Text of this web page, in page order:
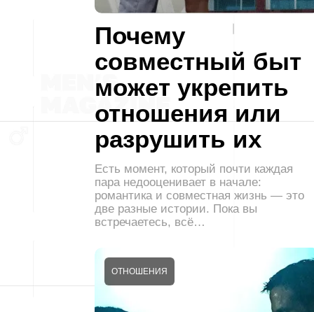
Почему
совместный быт
может укрепить
отношения или
разрушить их
Есть момент, который почти каждая
пара недооценивает в начале:
романтика и совместная жизнь — это
две разные истории. Пока вы
встречаетесь, всё…
ОТНОШЕНИЯ